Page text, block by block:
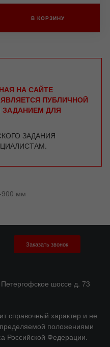
В КОРЗИНУ
НА САЙТЕ
ЯВЛЯЕТСЯ ПУБЛИЧНОЙ
ЗАДАНИЕМ ДЛЯ
ЗАДАНИЯ
900 мм
Заказать звонок
шоссе д. 73
справочный характер и не
положениями
Российской Федерации.